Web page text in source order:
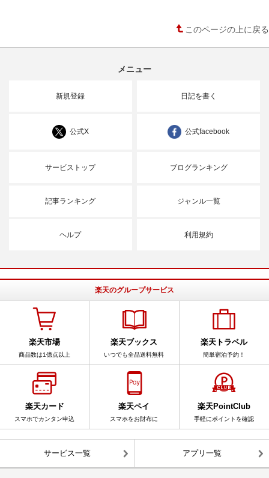
このページの上に戻る
メニュー
新規登録 日記を書く
公式X 公式facebook
サービストップ ブログランキング
記事ランキング ジャンル一覧
ヘルプ 利用規約
楽天のグループサービス
楽天市場
商品数は1億点以上
楽天ブックス
いつでも全品送料無料
楽天トラベル
簡単宿泊予約！
楽天カード
スマホでカンタン申込
楽天ペイ
スマホをお財布に
楽天PointClub
手軽にポイントを確認
サービス一覧 アプリ一覧